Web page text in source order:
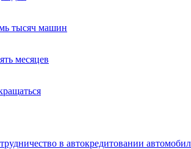
тысяч машин
месяцев
в автокредитовании